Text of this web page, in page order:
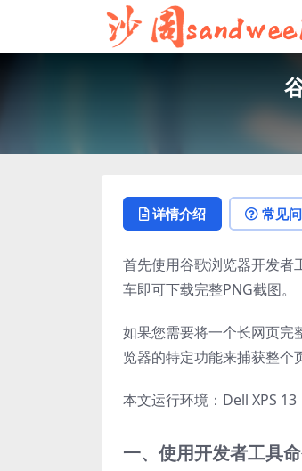
详情介绍 常见
首先使用谷歌浏览器开发
车即可下载完整PNG截图。
如果您需要将一个长网页完
览器的特定功能来捕获整个
本文运行环境：Dell XPS
一、使用开发者工具